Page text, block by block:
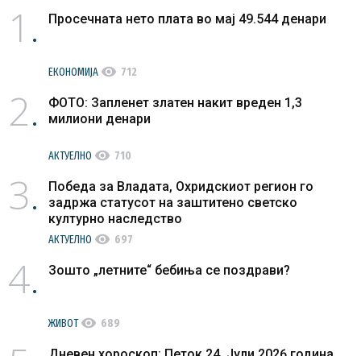
1 Просечната нето плата во мај 49.544 денари
ЕКОНОМИЈА visibility 712
2
ФОТО: Запленет златен накит вреден 1,3
милиони денари
АКТУЕЛНО visibility 710
3
Победа за Владата, Охридскиот регион го
задржа статусот на заштитено светско
културно наследство
АКТУЕЛНО visibility 697
4 Зошто „летните“ бебиња се поздрави?
ЖИВОТvisibility 689